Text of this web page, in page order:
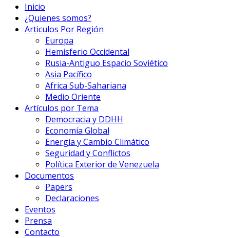
Inicio
¿Quienes somos?
Articulos Por Región
Europa
Hemisferio Occidental
Rusia-Antiguo Espacio Soviético
Asia Pacífico
Africa Sub-Sahariana
Medio Oriente
Artículos por Tema
Democracia y DDHH
Economía Global
Energía y Cambio Climático
Seguridad y Conflictos
Política Exterior de Venezuela
Documentos
Papers
Declaraciones
Eventos
Prensa
Contacto